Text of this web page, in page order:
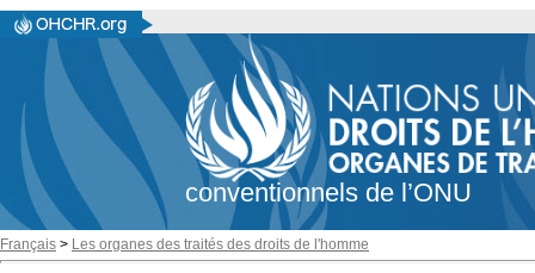
conventionnels de l’ONU
Français > Les organes des traités des droits de l'homme